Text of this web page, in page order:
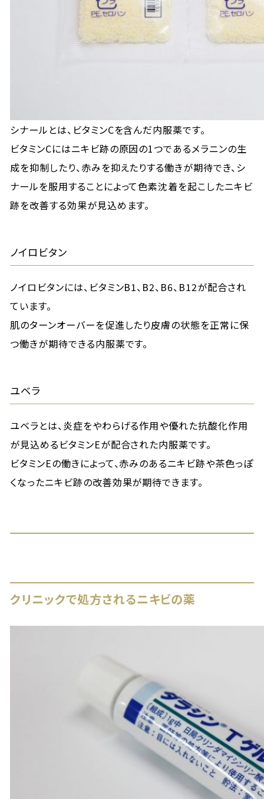
シナールとは、ビタミンCを含んだ内服薬です。
ビタミンCにはニキビ跡の原因の1つであるメラニンの生
成を抑制したり、赤みを抑えたりする働きが期待でき、シ
ナールを服用することによって色素沈着を起こしたニキビ
跡を改善する効果が見込めます。
ノイロビタン
ノイロビタンには、ビタミンB1、B2、B6、B12が配合され
ています。
肌のターンオーバーを促進したり皮膚の状態を正常に保
つ働きが期待できる内服薬です。
ユベラ
ユベラとは、炎症をやわらげる作用や優れた抗酸化作用
が見込めるビタミンEが配合された内服薬です。
ビタミンEの働きによって、赤みのあるニキビ跡や茶色っぽ
くなったニキビ跡の改善効果が期待できます。
クリニックで処方されるニキビの薬